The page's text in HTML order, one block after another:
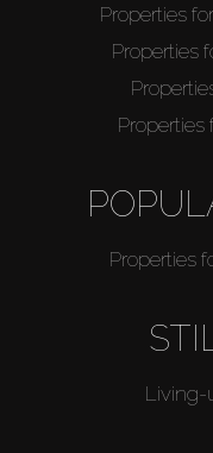
Properties
Properties
Properties
Properties
Living-